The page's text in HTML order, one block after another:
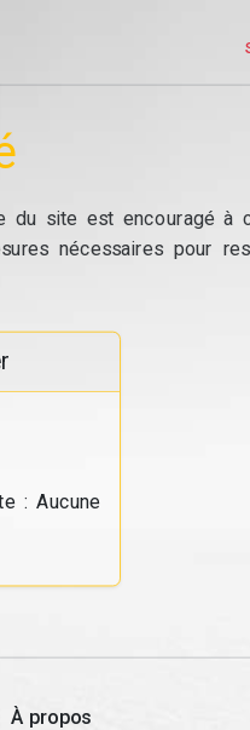
du site est encouragé à
nécessaires pour
: Aucune
À propos